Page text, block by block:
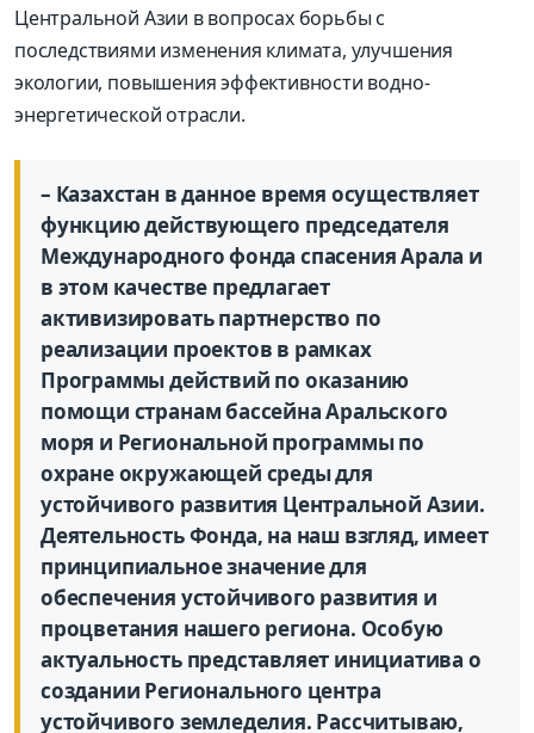
Центральной Азии в вопросах борьбы с
последствиями изменения климата, улучшения
экологии, повышения эффективности водно-
энергетической отрасли.
– Казахстан в данное время осуществляет
функцию действующего председателя
Международного фонда спасения Арала и
в этом качестве предлагает
активизировать партнерство по
реализации проектов в рамках
Программы действий по оказанию
помощи странам бассейна Аральского
моря и Региональной программы по
охране окружающей среды для
устойчивого развития Центральной Азии.
Деятельность Фонда, на наш взгляд, имеет
принципиальное значение для
обеспечения устойчивого развития и
процветания нашего региона. Особую
актуальность представляет инициатива о
создании Регионального центра
устойчивого земледелия. Рассчитываю,